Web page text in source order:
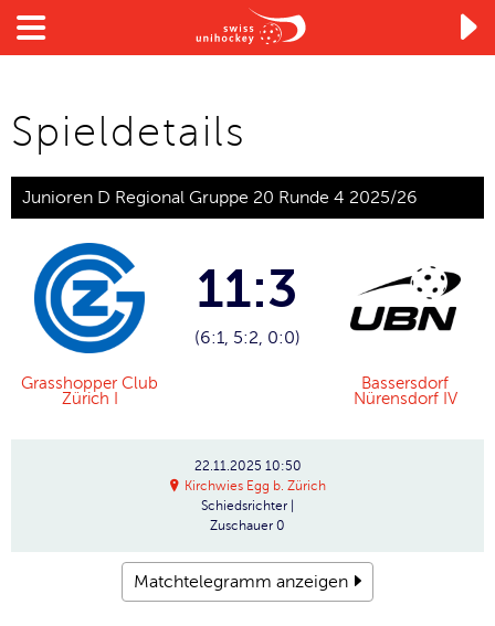

Spieldetails
Junioren D Regional Gruppe 20 Runde 4 2025/26
Grasshopper Club
Zürich I
11:3
(6:1, 5:2, 0:0)
Bassersdorf
Nürensdorf IV
22.11.2025 10:50
Kirchwies Egg b. Zürich
Schiedsrichter
Zuschauer 0
Matchtelegramm anzeigen